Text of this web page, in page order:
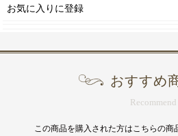
お気に入りに登録
おすすめ
Recommend
この商品を購入された方はこちらの商